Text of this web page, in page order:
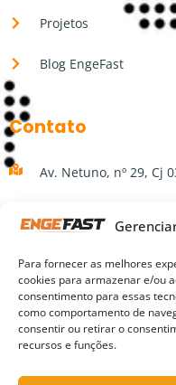
Para fornecer as melhores
cookies para armazenar e/ou
consentimento para essas
como comportamento de
consentir ou retirar o
recursos e funções.
Projetos
Blog EngeFast
Contato
Av. Netuno, nº 29, Cj
Segunda a sexta-feira